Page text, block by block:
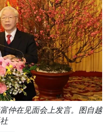
仲在见面会上发言。图自越